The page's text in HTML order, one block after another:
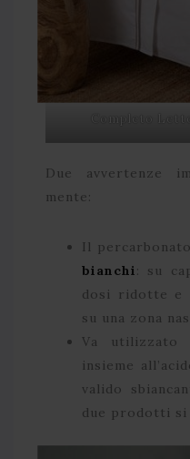
Completo
Due avvertenze
mente:
Il
bianchi: su
dosi ridotte e
su una zona
Va
insieme
valido
due prodotti si